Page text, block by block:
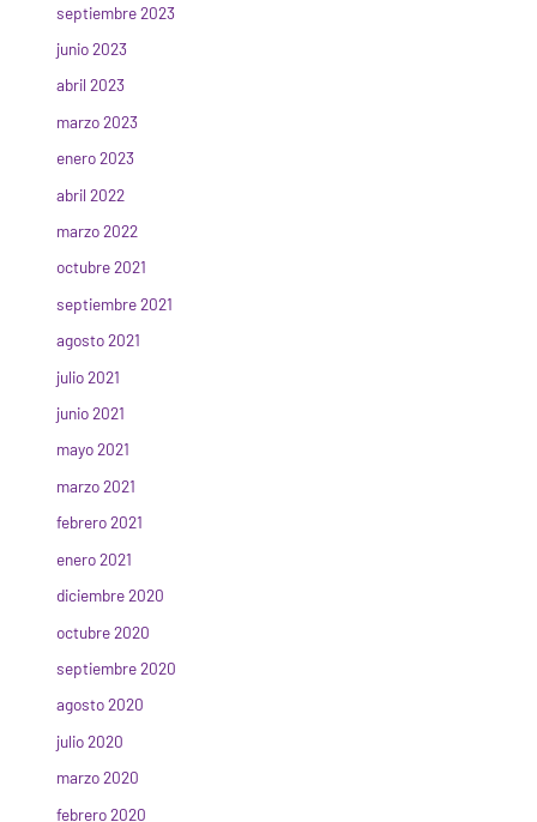
septiembre 2023
junio 2023
abril 2023
marzo 2023
enero 2023
abril 2022
marzo 2022
octubre 2021
septiembre 2021
agosto 2021
julio 2021
junio 2021
mayo 2021
marzo 2021
febrero 2021
enero 2021
diciembre 2020
octubre 2020
septiembre 2020
agosto 2020
julio 2020
marzo 2020
febrero 2020